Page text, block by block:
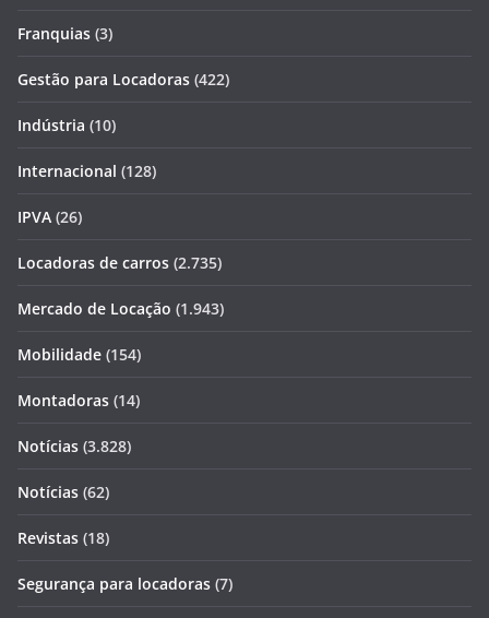
Franquias (3)
Gestão para Locadoras (422)
Indústria (10)
Internacional (128)
IPVA (26)
Locadoras de carros (2.735)
Mercado de Locação (1.943)
Mobilidade (154)
Montadoras (14)
Notícias (3.828)
Notícias (62)
Revistas (18)
Segurança para locadoras (7)